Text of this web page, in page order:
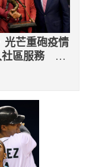
光芒重砲疫情
社區服務 獲